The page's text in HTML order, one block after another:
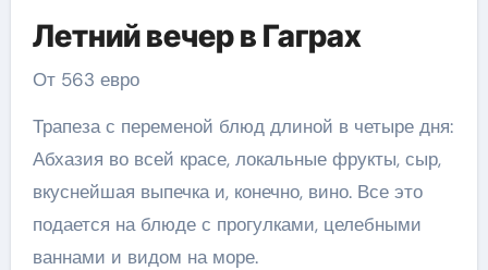
Летний вечер в Гаграх
От 563 евро
Трапеза с переменой блюд длиной в четыре дня:
Абхазия во всей красе, локальные фрукты, сыр,
вкуснейшая выпечка и, конечно, вино. Все это
подается на блюде с прогулками, целебными
ваннами и видом на море.